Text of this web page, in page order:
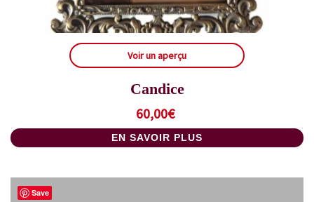
Voir un aperçu
Candice
60,00€
EN SAVOIR PLUS
Save